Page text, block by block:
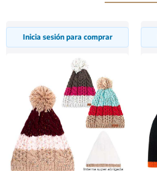
Inicia sesión para comprar